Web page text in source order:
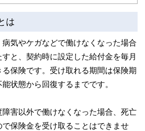
は
気やケガなどで働けなくなった場合
と、契約時に設定した給付金を毎月
保険です。受け取れる期間は保険期
状態から回復するまでです。
害以外で働けなくなった場合、死亡
で保険金を受け取ることはできませ